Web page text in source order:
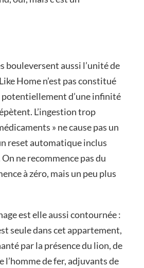
bouleversent aussi l’unité de
Home n’est pas constitué
potentiellement d’une infinité
L’ingestion trop
» ne cause pas un
reset automatique inclus
ne recommence pas du
à zéro, mais un peu plus
est elle aussi contournée :
seule dans cet appartement,
par la présence du lion, de
l’homme de fer, adjuvants de